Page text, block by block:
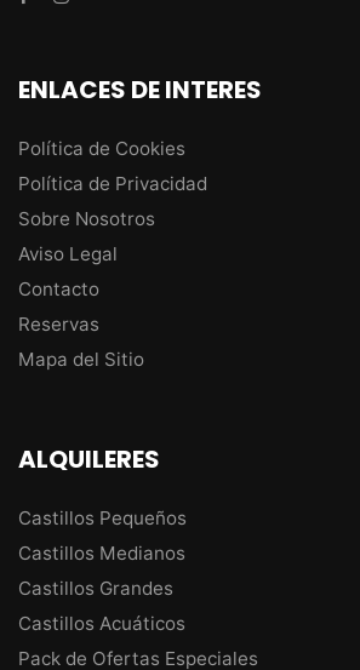
ENLACES DE INTERES
Política de Cookies
Política de Privacidad
Sobre Nosotros
Aviso Legal
Contacto
Reservas
Mapa del Sitio
ALQUILERES
Castillos Pequeños
Castillos Medianos
Castillos Grandes
Castillos Acuáticos
Pack de Ofertas Especiales